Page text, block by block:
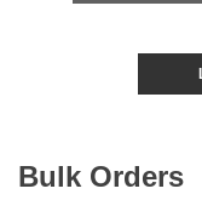
Bulk Orders